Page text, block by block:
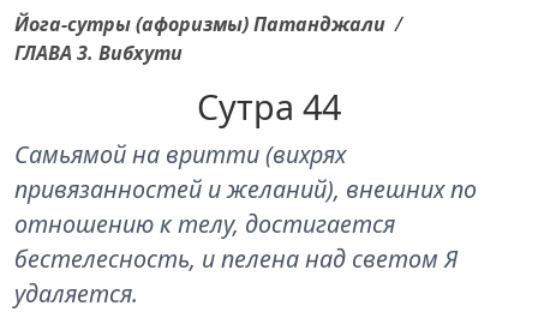
Йога-сутры (афоризмы) Патанджали /
ГЛАВА 3. Вибхути
Сутра 44
Самьямой на вритти (вихрях
привязанностей и желаний), внешних по
отношению к телу, достигается
бестелесность, и пелена над светом Я
удаляется.